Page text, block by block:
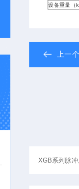
设备重量（
上一